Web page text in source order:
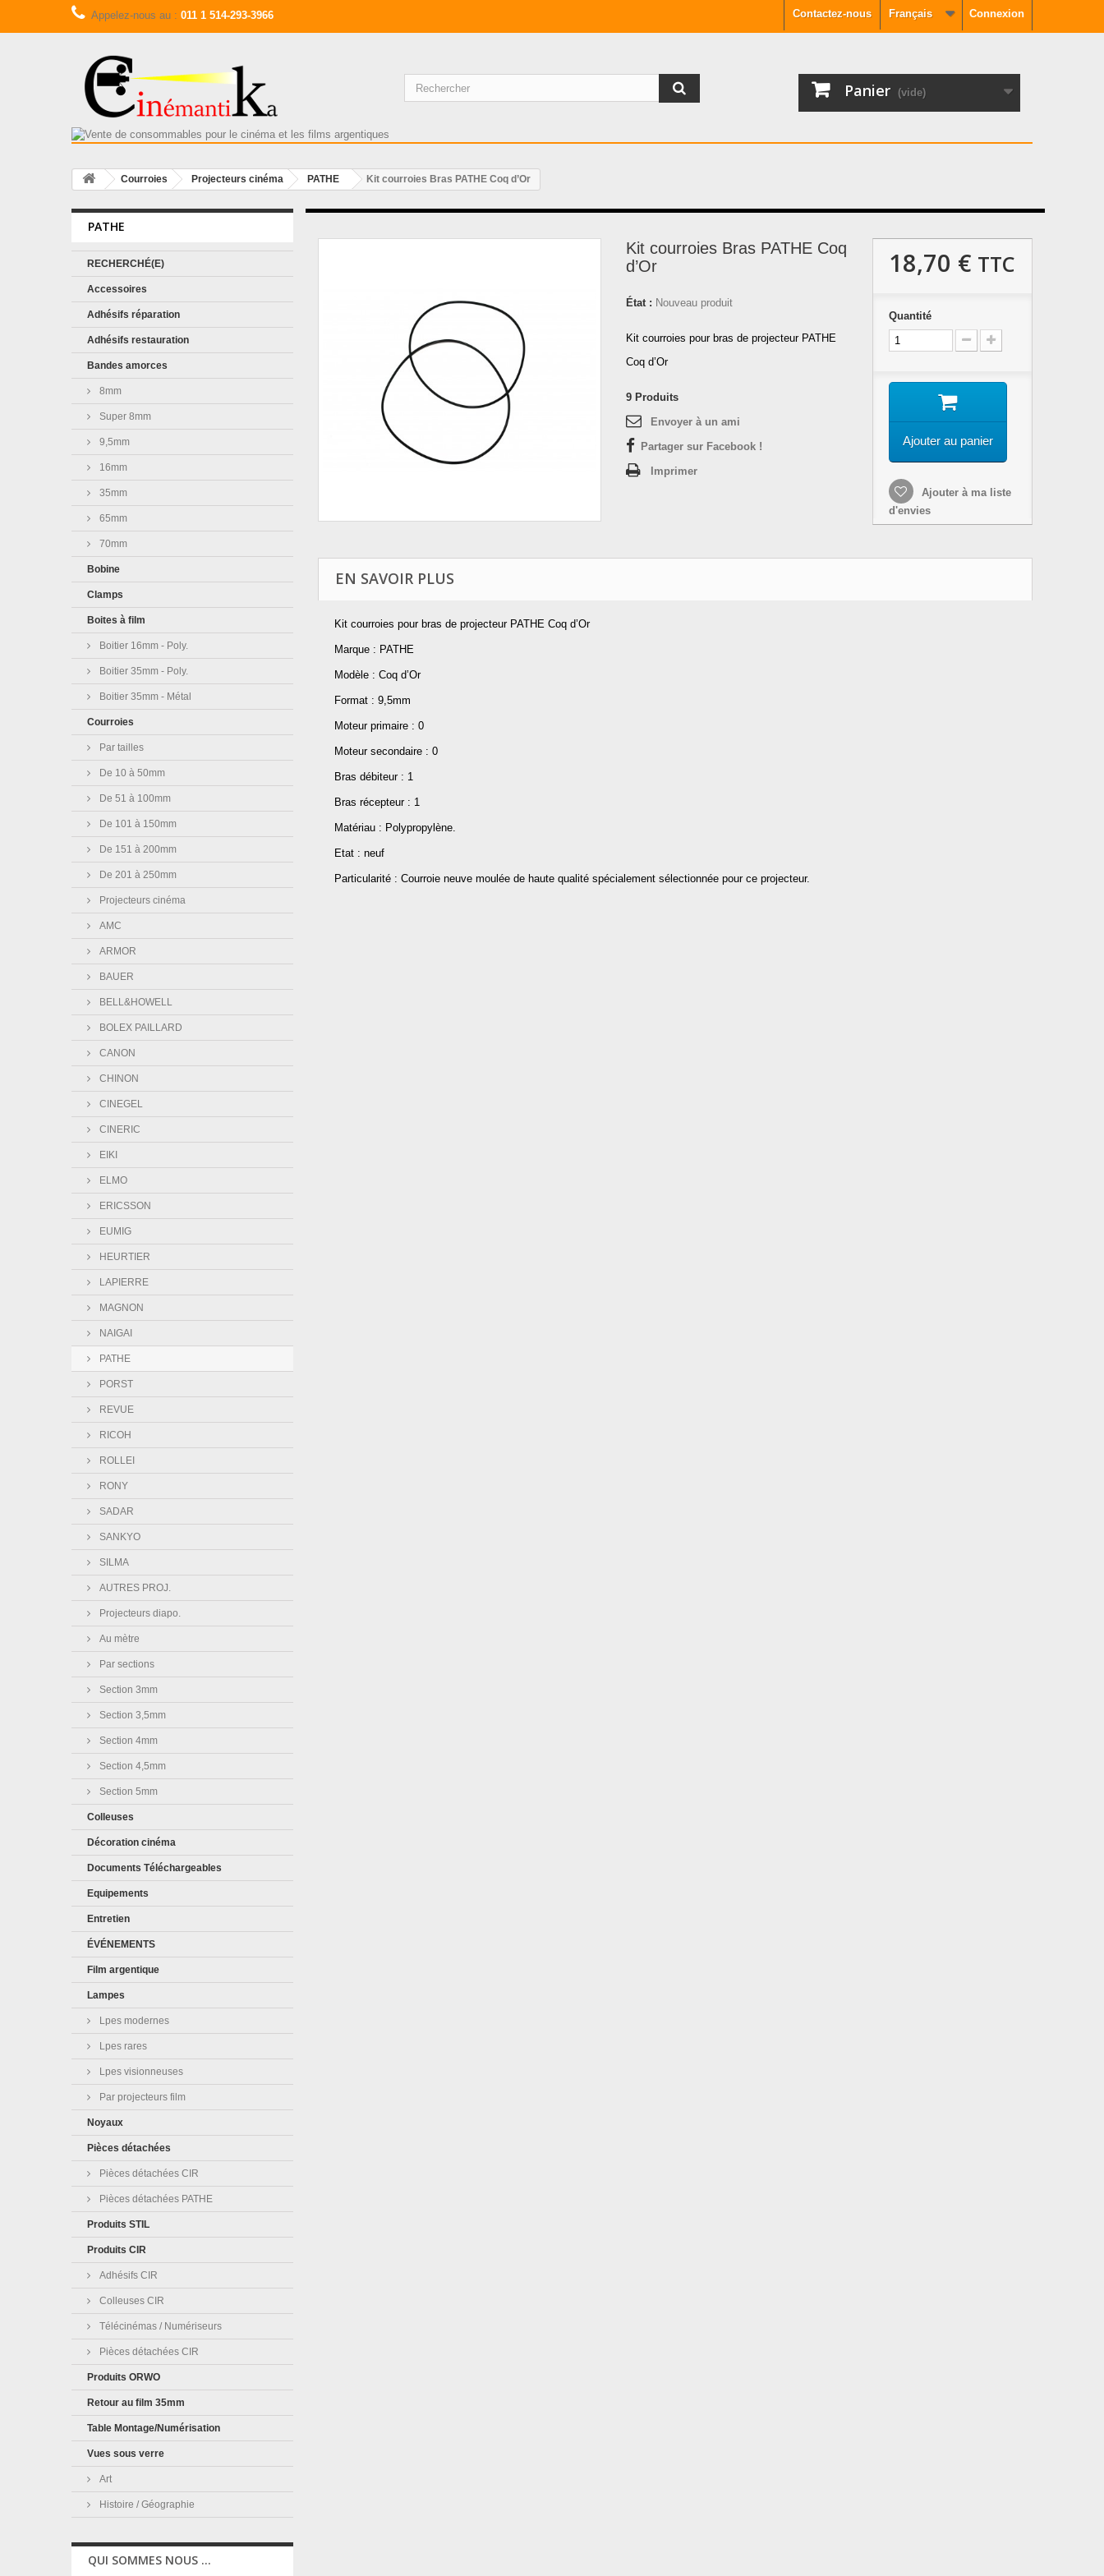
Connexion
Français
Contactez-nous
Appelez-nous au : 011 1 514-293-3966
Panier (vide)
Courroies Projecteurs cinéma PATHE Kit courroies Bras PATHE Coq d’Or
PATHE
RECHERCHÉ(E)
Accessoires
Adhésifs réparation
Adhésifs restauration
Bandes amorces
8mm
Super 8mm
9,5mm
16mm
35mm
65mm
70mm
Bobine
Clamps
Boites à film
Boitier 16mm - Poly.
Boitier 35mm - Poly.
Boitier 35mm - Métal
Courroies
Par tailles
De 10 à 50mm
De 51 à 100mm
De 101 à 150mm
De 151 à 200mm
De 201 à 250mm
Projecteurs cinéma
AMC
ARMOR
BAUER
BELL&HOWELL
BOLEX PAILLARD
CANON
CHINON
CINEGEL
CINERIC
EIKI
ELMO
ERICSSON
EUMIG
HEURTIER
LAPIERRE
MAGNON
NAIGAI
PATHE
PORST
REVUE
RICOH
ROLLEI
RONY
SADAR
SANKYO
SILMA
AUTRES PROJ.
Projecteurs diapo.
Au mètre
Par sections
Section 3mm
Section 3,5mm
Section 4mm
Section 4,5mm
Section 5mm
Colleuses
Décoration cinéma
Documents Téléchargeables
Equipements
Entretien
ÉVÉNEMENTS
Film argentique
Lampes
Lpes modernes
Lpes rares
Lpes visionneuses
Par projecteurs film
Noyaux
Pièces détachées
Pièces détachées CIR
Pièces détachées PATHE
Produits STIL
Produits CIR
Adhésifs CIR
Colleuses CIR
Télécinémas / Numériseurs
Pièces détachées CIR
Produits ORWO
Retour au film 35mm
Table Montage/Numérisation
Vues sous verre
Art
Histoire / Géographie
QUI SOMMES NOUS ...
Kit courroies Bras PATHE Coq
d’Or
État : Nouveau produit
Kit courroies pour bras de projecteur PATHE
Coq d’Or
9 Produits
Envoyer à un ami
Partager sur Facebook !
Imprimer
18,70 € TTC
Quantité
Ajouter au panier
Ajouter à ma liste
d'envies
EN SAVOIR PLUS
Kit courroies pour bras de projecteur PATHE Coq d’Or
Marque : PATHE
Modèle : Coq d’Or
Format : 9,5mm
Moteur primaire : 0
Moteur secondaire : 0
Bras débiteur : 1
Bras récepteur : 1
Matériau : Polypropylène.
Etat : neuf
Particularité : Courroie neuve moulée de haute qualité spécialement sélectionnée pour ce projecteur.